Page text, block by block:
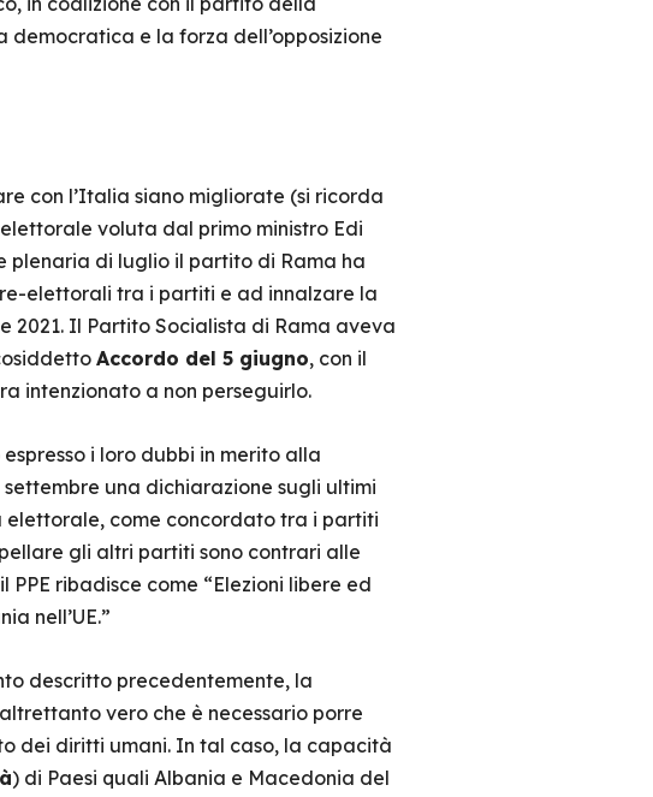
democratica e la forza dell’opposizione
con l’Italia siano migliorate (si ricorda
voluta dal primo ministro Edi
plenaria di luglio il partito di Rama ha
elettorali tra i partiti e ad innalzare la
2021. Il Partito Socialista di Rama aveva
Accordo del 5 giugno, con il
intenzionato a non perseguirlo.
espresso i loro dubbi in merito alla
una dichiarazione sugli ultimi
elettorale, come concordato tra i partiti
gli altri partiti sono contrari alle
ribadisce come “Elezioni libere ed
nell’UE.”
descritto precedentemente, la
vero che è necessario porre
dei diritti umani. In tal caso, la capacità
) di Paesi quali Albania e Macedonia del